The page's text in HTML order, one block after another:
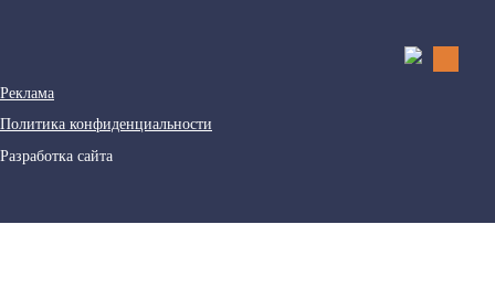
Реклама
Политика конфиденциальности
Разработка сайта